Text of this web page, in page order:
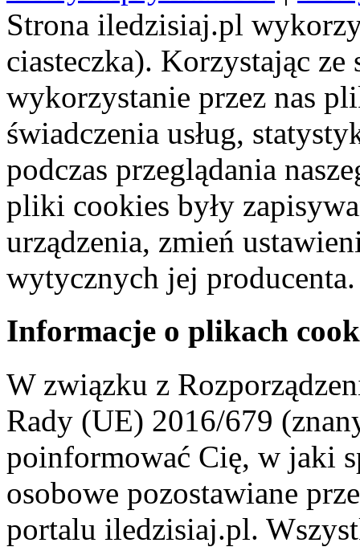
Strona iledzisiaj.pl
ciasteczka). Korzystając
wykorzystanie przez nas
świadczenia usług,
podczas przeglądania
pliki cookies były
urządzenia, zmień
wytycznych jej producenta.
Informacje o plikach
W związku z
Rady (UE) 2016/679
poinformować Cię, w jaki
osobowe pozostawiane
portalu iledzisiaj.pl.